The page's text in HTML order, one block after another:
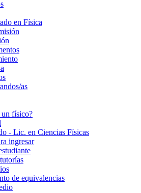
en Física
as
un físico?
- Lic. en Ciencias Físicas
ingresar
de equivalencias